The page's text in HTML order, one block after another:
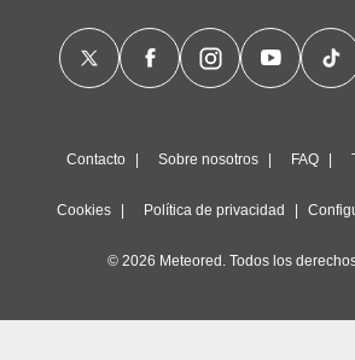
Contacto Sobre nosotros FAQ
Cookies Política de privacidad
© 2026 Meteored. Todos los